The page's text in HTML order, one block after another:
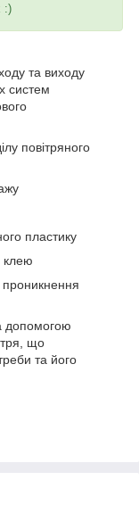
:)
та виходу
систем
повітряного
пластику
клею
проникнення
допомогою
що
та його